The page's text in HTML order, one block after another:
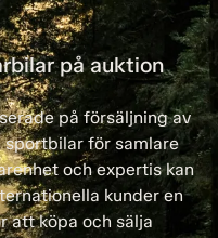
på auktion
på försäljning av
för samlare
och expertis kan
kunder en
att köpa och sälja